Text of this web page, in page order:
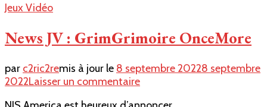
Jeux Vidéo
News JV : GrimGrimoire OnceMore
par c2ric2remis à jour le 8 septembre 20228 septembre
2022Laisser un commentairesur